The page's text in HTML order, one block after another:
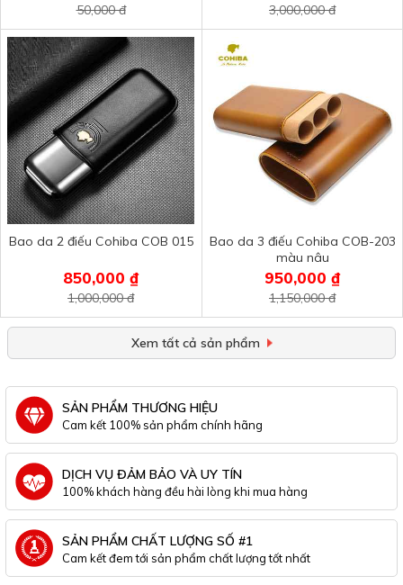
50,000 đ 3,000,000 đ
Bao da 2 điếu Cohiba COB 015
850,000 ₫
1,000,000 đ
Bao da 3 điếu Cohiba COB-203
màu nâu
950,000 ₫
1,150,000 đ
Xem tất cả sản phẩm
SẢN PHẨM THƯƠNG HIỆU
Cam kết 100% sản phẩm chính hãng
DỊCH VỤ ĐẢM BẢO VÀ UY TÍN
100% khách hàng đều hài lòng khi mua hàng
SẢN PHẨM CHẤT LƯỢNG SỐ #1
Cam kết đem tới sản phẩm chất lượng tốt nhất